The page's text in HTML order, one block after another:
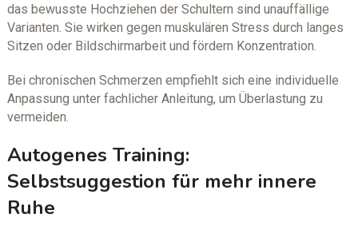
das bewusste Hochziehen der Schultern sind unauffällige
Varianten. Sie wirken gegen muskulären Stress durch langes
Sitzen oder Bildschirmarbeit und fördern Konzentration.
Bei chronischen Schmerzen empfiehlt sich eine individuelle
Anpassung unter fachlicher Anleitung, um Überlastung zu
vermeiden.
Autogenes Training:
Selbstsuggestion für mehr innere
Ruhe